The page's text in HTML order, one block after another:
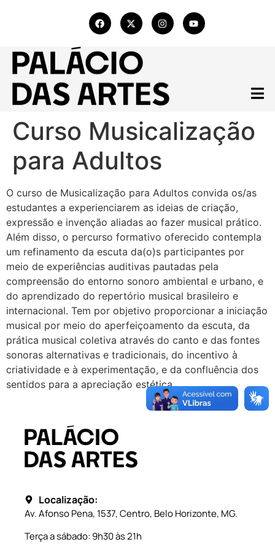
Curso Musicalização
para Adultos
O curso de Musicalização para Adultos convida os/as
estudantes a experienciarem as ideias de criação,
expressão e invenção aliadas ao fazer musical prático.
Além disso, o percurso formativo oferecido contempla
um refinamento da escuta da(o)s participantes por
meio de experiências auditivas pautadas pela
compreensão do entorno sonoro ambiental e urbano, e
do aprendizado do repertório musical brasileiro e
internacional. Tem por objetivo proporcionar a iniciação
musical por meio do aperfeiçoamento da escuta, da
prática musical coletiva através do canto e das fontes
sonoras alternativas e tradicionais, do incentivo à
criatividade e à experimentação, e da confluência dos
sentidos para a apreciação estética.
Localização:
Av. Afonso Pena, 1537, Centro, Belo Horizonte, MG.
Terça a sábado: 9h30 às 21h